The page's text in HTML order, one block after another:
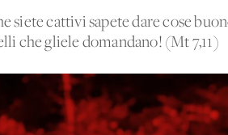
siete cattivi sapete dare cose
che gliele domandano! (Mt 7,11)